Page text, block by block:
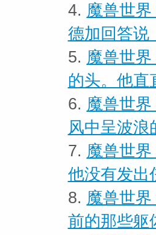
4. 魔兽世
德加回答说
5. 魔兽世
的头。他直
6. 魔兽世
风中呈波浪
7. 魔兽世
他没有发出
8. 魔兽世
前的那些躯